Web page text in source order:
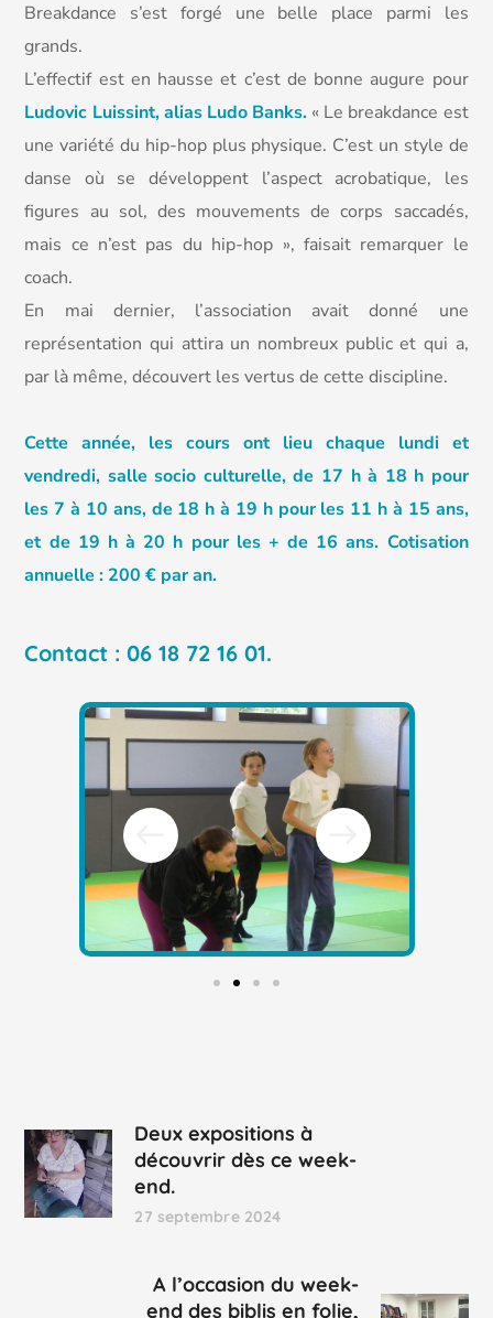
Breakdance s’est forgé une belle place parmi les
grands.
L’effectif est en hausse et c’est de bonne augure pour
Ludovic Luissint, alias Ludo Banks. « Le breakdance est
une variété du hip-hop plus physique. C’est un style de
danse où se développent l’aspect acrobatique, les
figures au sol, des mouvements de corps saccadés,
mais ce n’est pas du hip-hop », faisait remarquer le
coach.
En mai dernier, l’association avait donné une
représentation qui attira un nombreux public et qui a,
par là même, découvert les vertus de cette discipline.
Cette année, les cours ont lieu chaque lundi et
vendredi, salle socio culturelle, de 17 h à 18 h pour
les 7 à 10 ans, de 18 h à 19 h pour les 11 h à 15 ans,
et de 19 h à 20 h pour les + de 16 ans. Cotisation
annuelle : 200 € par an.
Contact : 06 18 72 16 01.
Deux expositions à
découvrir dès ce week-
end.
27 septembre 2024
A l’occasion du week-
end des biblis en folie,